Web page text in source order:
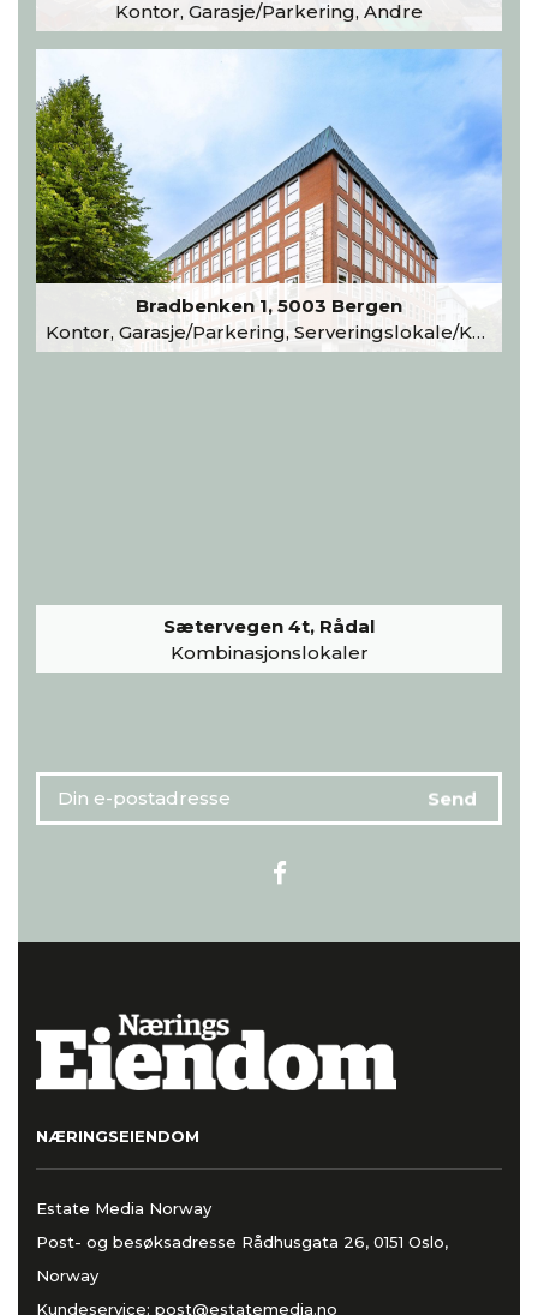
Kontor, Garasje/Parkering, Andre
Bradbenken 1, 5003 Bergen
Kontor, Garasje/Parkering, Serveringslokale/Kantine, Undervisning/Arrangement
Sætervegen 4t, Rådal
Kombinasjonslokaler
NÆRINGSEIENDOM
Estate Media Norway
Post- og besøksadresse Rådhusgata 26, 0151 Oslo,
Norway
Kundeservice: post@estatemedia.no